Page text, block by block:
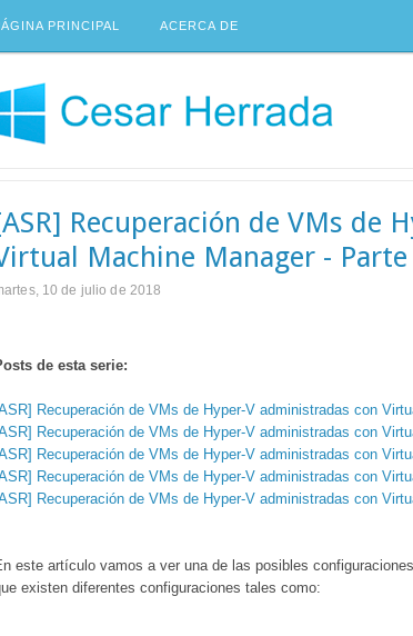
PRINCIPAL ACERCA DE
Recuperación de VMs de
Machine Manager - Parte
10 de julio de 2018
de esta serie:
Recuperación de VMs de Hyper-V administradas con
Recuperación de VMs de Hyper-V administradas con
Recuperación de VMs de Hyper-V administradas con
Recuperación de VMs de Hyper-V administradas con
Recuperación de VMs de Hyper-V administradas con
este artículo vamos a ver una de las posibles
existen diferentes configuraciones tales como: